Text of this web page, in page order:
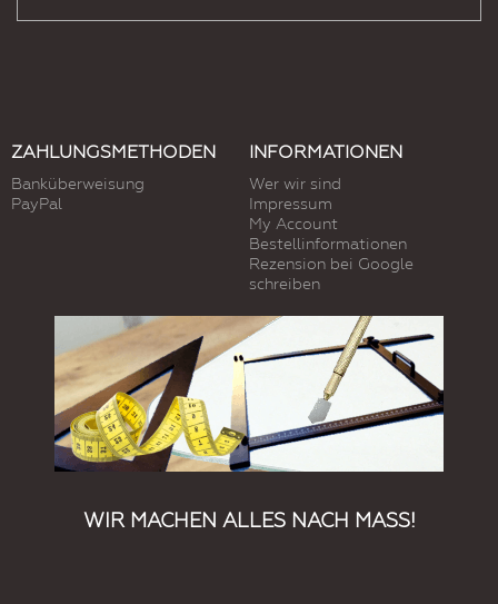
ZAHLUNGSMETHODEN
Banküberweisung
PayPal
INFORMATIONEN
Wer wir sind
Impressum
My Account
Bestellinformationen
Rezension bei Google
schreiben
WIR MACHEN ALLES NACH MASS!